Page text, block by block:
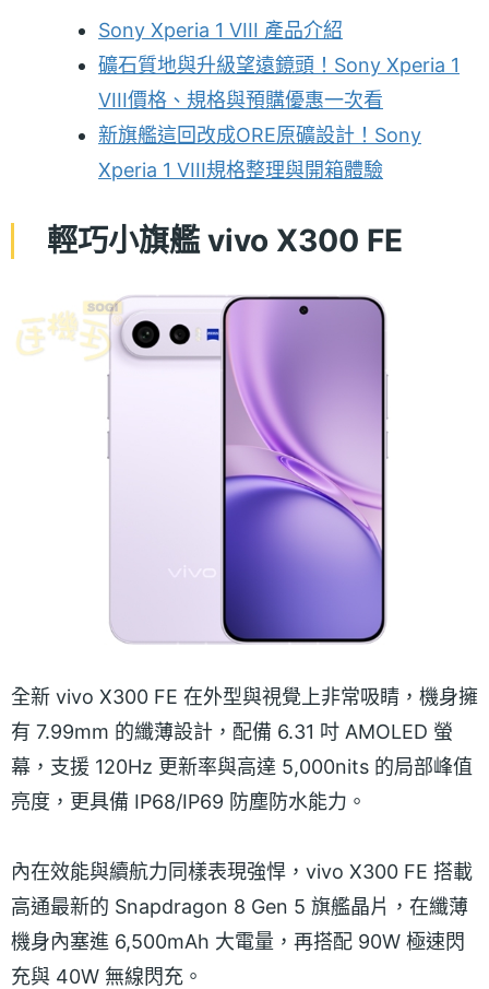
Sony Xperia 1 VIII 產品介紹
礦石質地與升級望遠鏡頭！Sony Xperia 1
VIII價格、規格與預購優惠一次看
新旗艦這回改成ORE原礦設計！Sony
Xperia 1 VIII規格整理與開箱體驗
輕巧小旗艦 vivo X300 FE
全新 vivo X300 FE 在外型與視覺上非常吸睛，機身擁
有 7.99mm 的纖薄設計，配備 6.31 吋 AMOLED 螢
幕，支援 120Hz 更新率與高達 5,000nits 的局部峰值
亮度，更具備 IP68/IP69 防塵防水能力。
內在效能與續航力同樣表現強悍，vivo X300 FE 搭載
高通最新的 Snapdragon 8 Gen 5 旗艦晶片，在纖薄
機身內塞進 6,500mAh 大電量，再搭配 90W 極速閃
充與 40W 無線閃充。